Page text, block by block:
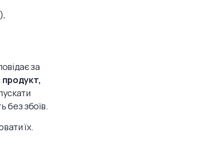
за
продукт,
без збоїв.
їх.